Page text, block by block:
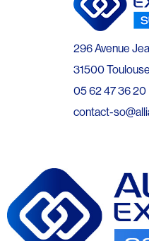
296 Avenue
31500 Toulouse
05 62 47 36 20
contact-